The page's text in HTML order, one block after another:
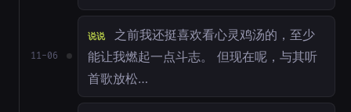
11-06
说说
之前我还挺喜欢看心灵鸡汤的，至少
能让我燃起一点斗志。 但现在呢，与其听
首歌放松…